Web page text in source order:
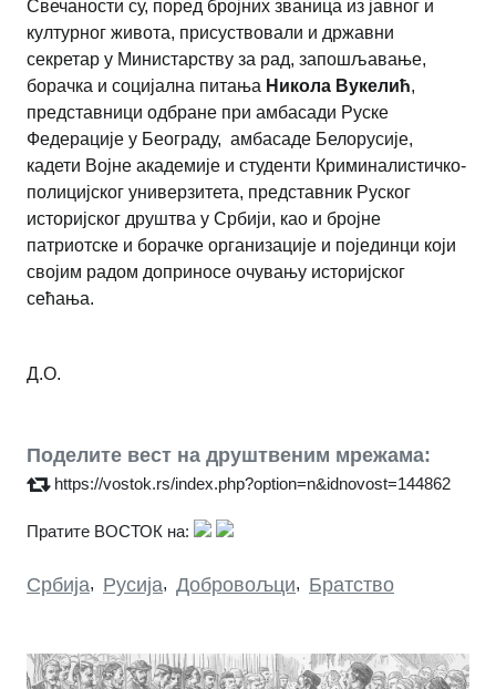
Свечаности су, поред бројних званица из јавног и
културног живота, присуствовали и државни
секретар у Министарству за рад, запошљавање,
борачка и социјална питања Никола Вукелић,
представници одбране при амбасади Руске
Федерације у Београду, амбасаде Белорусије,
кадети Војне академије и студенти Криминалистичко-
полицијског универзитета, представник Руског
историјског друштва у Србији, као и бројне
патриотске и борачке организације и појединци који
својим радом доприносе очувању историјског
сећања.
Д.О.
Поделите вест на друштвеним мрежама:
https://vostok.rs/index.php?option=n&idnovost=144862
Пратите ВОСТОК на:
Србија, Русија, Добровољци, Братство